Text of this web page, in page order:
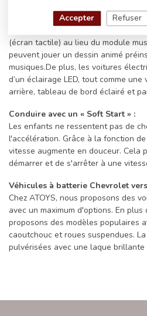
Leurs grands sourires ne font que
(écran tactile) au lieu du module
peuvent jouer un dessin animé
musiques.De plus, les voitures
d’un éclairage LED, tout comme
arrière, tableau de bord éclairé et
Conduire avec un « Soft Start » :
Les enfants ne ressentent pas de
l'accélération. Grâce à la fonction
vitesse augmente en douceur. Cela
démarrer et de s'arrêter à une
Véhicules à batterie Chevrolet
Chez ATOYS, nous proposons des
avec un maximum d'options. En
proposons des modèles populaires
caoutchouc et roues suspendues.
pulvérisées avec une laque
Accepter Refuser